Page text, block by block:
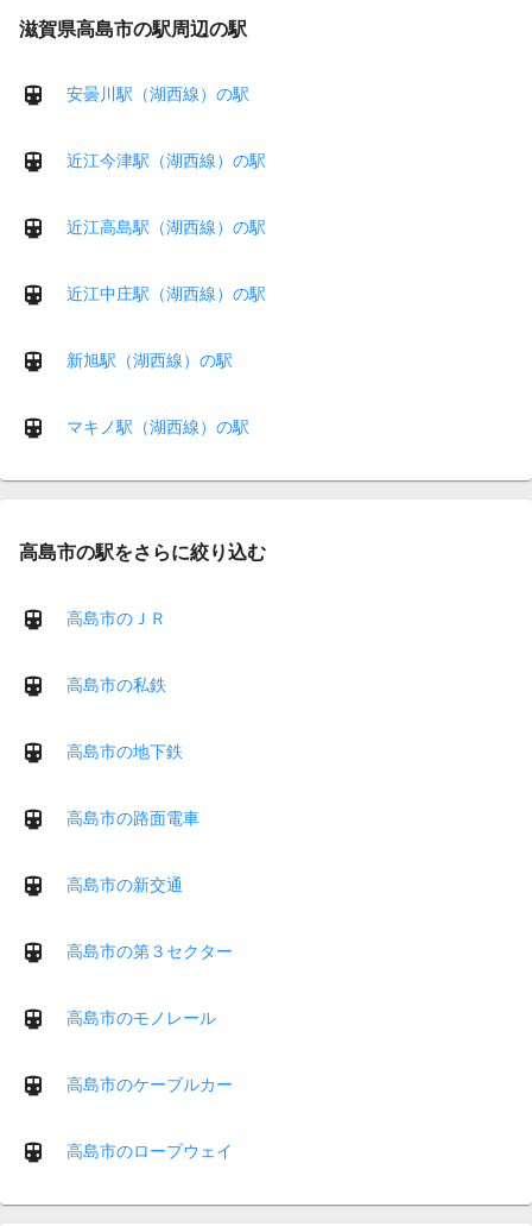
滋賀県高島市の駅周辺の駅
安曇川駅（湖西線）の駅
近江今津駅（湖西線）の駅
近江高島駅（湖西線）の駅
近江中庄駅（湖西線）の駅
新旭駅（湖西線）の駅
マキノ駅（湖西線）の駅
高島市の駅をさらに絞り込む
高島市のＪＲ
高島市の私鉄
高島市の地下鉄
高島市の路面電車
高島市の新交通
高島市の第３セクター
高島市のモノレール
高島市のケーブルカー
高島市のロープウェイ